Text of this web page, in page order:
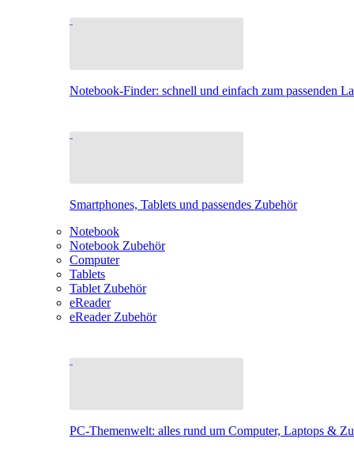
Notebook-Finder: schnell und einfach zum passenden
Smartphones, Tablets und passendes Zubehör
Notebook
Notebook Zubehör
Computer
Tablets
Tablet Zubehör
eReader
eReader Zubehör
PC-Themenwelt: alles rund um Computer, Laptops &